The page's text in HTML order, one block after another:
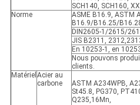
SCH140, SCH160,
Norme
ASME B16.9, ASTM
B16.9/B16.25/
DIN2605-1/2615/
JIS B2311,
En 10253-1, en
Nous pouvons
clients.
Matériel Acier au
carbone
ASTM A234WPB,
St45.8, PG370,
Q235,16Mn,